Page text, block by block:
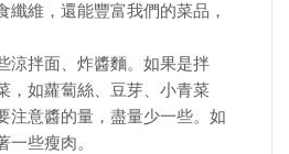
纖維，還能豐富我們的菜品，
涼拌面、炸醬麵。如果是拌
，如蘿蔔絲、豆芽、小青菜
注意醬的量，盡量少一些。如
些瘦肉。